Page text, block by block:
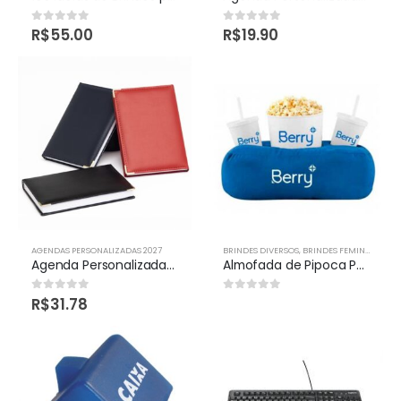
0out of 5
R$55.00 0out of 5
R$19.90
AGENDAS PERSONALIZADAS 2027
Agenda Personalizada SP
0out of 5
R$31.78
BRINDES DIVERSOS, BRINDES FEMININOS
Almofada de Pipoca Personalizada